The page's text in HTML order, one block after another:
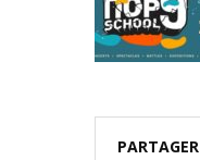
PARTAGER